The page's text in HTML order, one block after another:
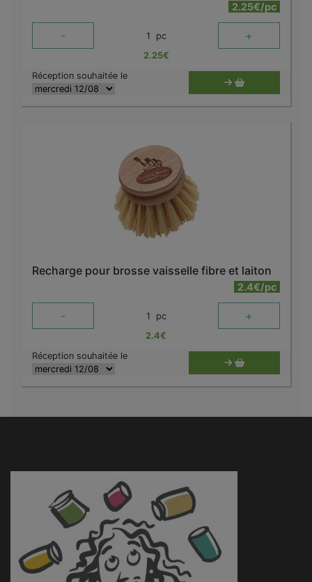
2.25€/pc
- 1 pc +
2.25€
Réception souhaitée le
Recharge pour brosse vaisselle fibre et laiton
2.4€/pc
- 1 pc +
2.4€
Réception souhaitée le